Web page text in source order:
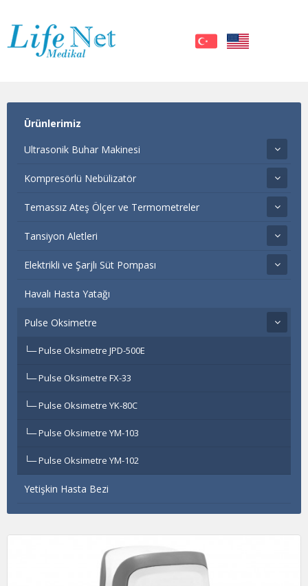
Ürünlerimiz
Ultrasonik Buhar Makinesi
Kompresörlü Nebülizatör
Temassız Ateş Ölçer ve Termometreler
Tansiyon Aletleri
Elektrikli ve Şarjlı Süt Pompası
Havalı Hasta Yatağı
Pulse Oksimetre
Pulse Oksimetre JPD-500E
Pulse Oksimetre FX-33
Pulse Oksimetre YK-80C
Pulse Oksimetre YM-103
Pulse Oksimetre YM-102
Yetişkin Hasta Bezi